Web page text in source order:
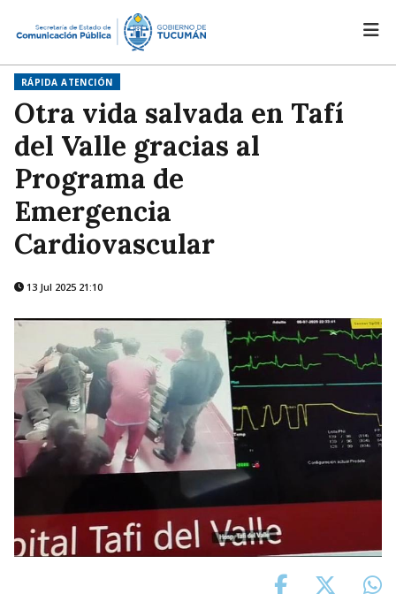
RÁPIDA ATENCIÓN
Otra vida salvada en Tafí
del Valle gracias al
Programa de
Emergencia
Cardiovascular
13 Jul 2025 21:10